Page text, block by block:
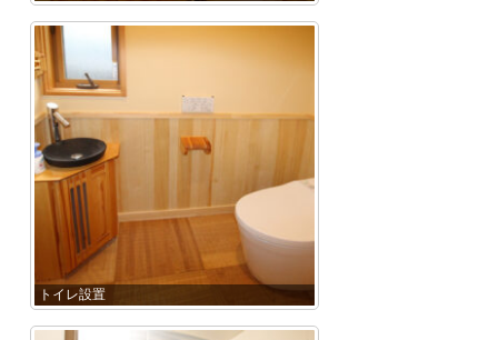
トイレ設置